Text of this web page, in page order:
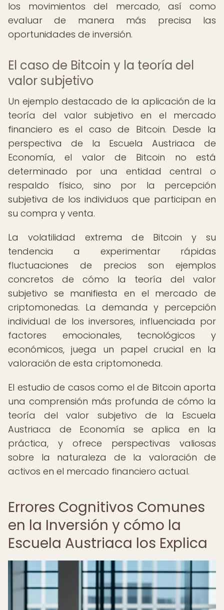
los movimientos del mercado, así como
evaluar de manera más precisa las
oportunidades de inversión.
El caso de Bitcoin y la teoría del
valor subjetivo
Un ejemplo destacado de la aplicación de la
teoría del valor subjetivo en el mercado
financiero es el caso de Bitcoin. Desde la
perspectiva de la Escuela Austriaca de
Economía, el valor de Bitcoin no está
determinado por una entidad central o
respaldo físico, sino por la percepción
subjetiva de los individuos que participan en
su compra y venta.
La volatilidad extrema de Bitcoin y su
tendencia a experimentar rápidas
fluctuaciones de precios son ejemplos
concretos de cómo la teoría del valor
subjetivo se manifiesta en el mercado de
criptomonedas. La demanda y percepción
individual de los inversores, influenciada por
factores emocionales, tecnológicos y
económicos, juega un papel crucial en la
valoración de esta criptomoneda.
El estudio de casos como el de Bitcoin aporta
una comprensión más profunda de cómo la
teoría del valor subjetivo de la Escuela
Austriaca de Economía se aplica en la
práctica, y ofrece perspectivas valiosas
sobre la naturaleza de la valoración de
activos en el mercado financiero actual.
Errores Cognitivos Comunes
en la Inversión y cómo la
Escuela Austriaca los Explica